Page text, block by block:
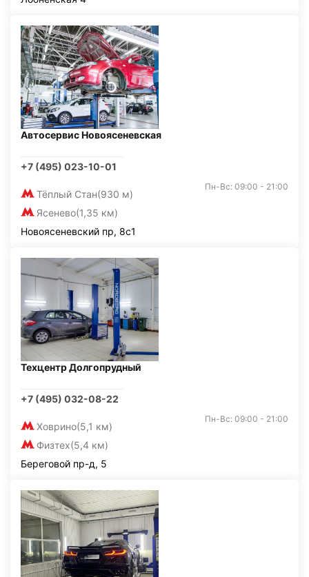
Автосервис Новоясеневская
+7 (495) 023-10-01
Тёплый Стан(930 м)
Ясенево(1,35 км)
Пн-Вс: 09:00 - 21:00
Новоясеневский пр, 8с1
Техцентр Долгопрудный
+7 (495) 032-08-22
Ховрино(5,1 км)
Физтех(5,4 км)
Пн-Вс: 09:00 - 21:00
Береговой пр-д, 5